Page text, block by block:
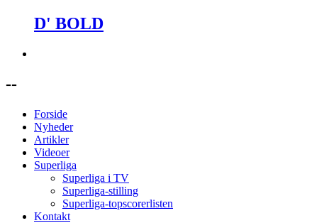
D' BOLD
--
Forside
Nyheder
Artikler
Videoer
Superliga
Superliga i TV
Superliga-stilling
Superliga-topscorerlisten
Kontakt